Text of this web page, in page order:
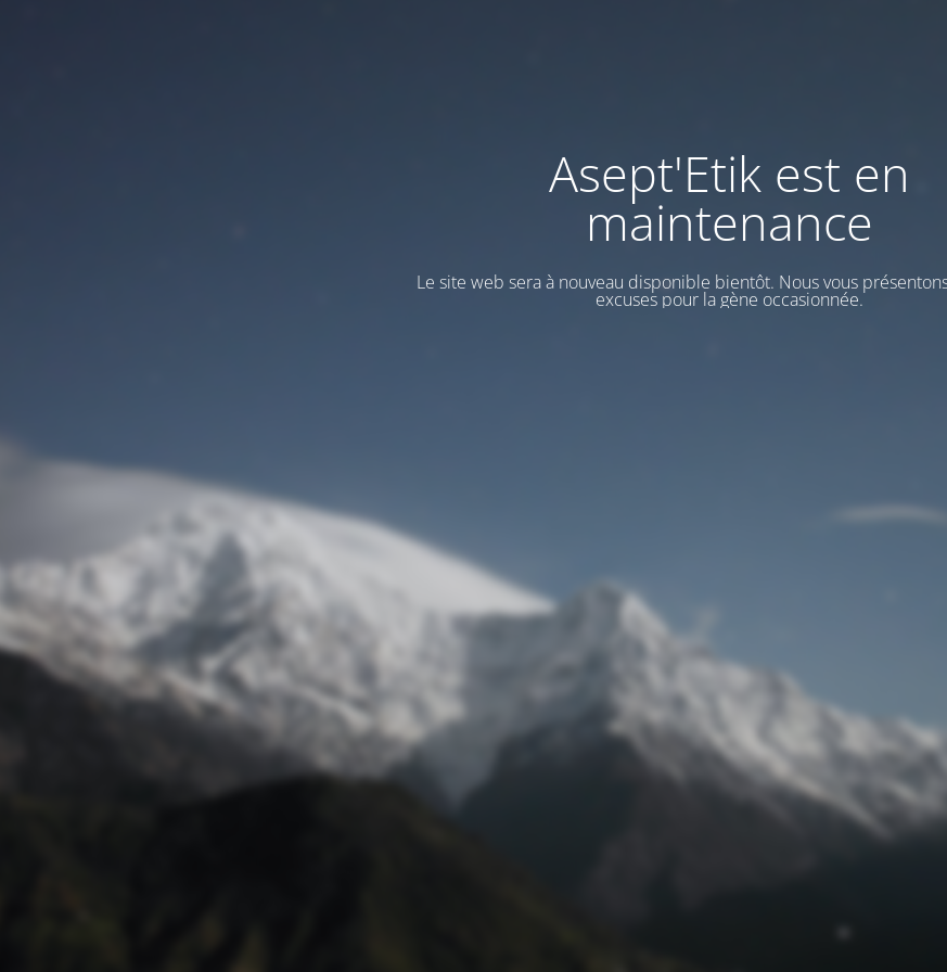
Asept'Etik est en
maintenance
Le site web sera à nouveau disponible bientôt. Nous vous
excuses pour la gène occasionnée.